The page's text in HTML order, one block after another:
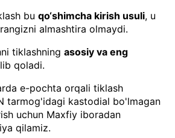
bu qo‘shimcha kirish usuli, u
almashtira olmaydi.
tiklashning asosiy va eng
qoladi.
e-pochta orqali tiklash
tarmog'idagi kastodial bo'lmagan
uchun Maxfiy iboradan
qilamiz.